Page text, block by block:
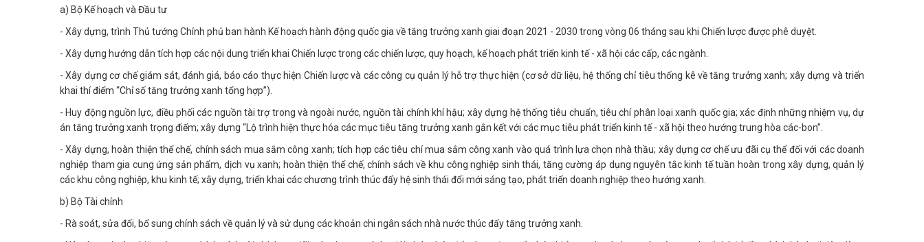
a) Bộ Kế hoạch và Đầu tư
- Xây dựng, trình Thủ tướng Chính phủ ban hành Kế hoạch hành động quốc gia về tăng trưởng xanh giai đoạn 2021 - 2030 trong vòng 06 tháng sau khi Chiến lược được phê duyệt.
- Xây dựng hướng dẫn tích hợp các nội dung triển khai Chiến lược trong các chiến lược, quy hoạch, kế hoạch phát triển kinh tế - xã hội các cấp, các ngành.
- Xây dựng cơ chế giám sát, đánh giá, báo cáo thực hiện Chiến lược và các công cụ quản lý hỗ trợ thực hiện (cơ sở dữ liệu, hệ thống chỉ tiêu thống kê về tăng trưởng xanh; xây dựng và triển
khai thí điểm “Chỉ số tăng trưởng xanh tổng hợp”).
- Huy động nguồn lực, điều phối các nguồn tài trợ trong và ngoài nước, nguồn tài chính khí hậu; xây dựng hệ thống tiêu chuẩn, tiêu chí phân loại xanh quốc gia; xác định những nhiệm vụ, dự
án tăng trưởng xanh trọng điểm; xây dựng “Lộ trình hiện thực hóa các mục tiêu tăng trưởng xanh gắn kết với các mục tiêu phát triển kinh tế - xã hội theo hướng trung hòa các-bon”.
- Xây dựng, hoàn thiện thể chế, chính sách mua sắm công xanh; tích hợp các tiêu chí mua sắm công xanh vào quá trình lựa chọn nhà thầu; xây dựng cơ chế ưu đãi cụ thể đối với các doanh
nghiệp tham gia cung ứng sản phẩm, dịch vụ xanh; hoàn thiện thể chế, chính sách về khu công nghiệp sinh thái, tăng cường áp dụng nguyên tắc kinh tế tuần hoàn trong xây dựng, quản lý
các khu công nghiệp, khu kinh tế; xây dựng, triển khai các chương trình thúc đẩy hệ sinh thái đổi mới sáng tạo, phát triển doanh nghiệp theo hướng xanh.
b) Bộ Tài chính
- Rà soát, sửa đổi, bổ sung chính sách về quản lý và sử dụng các khoản chi ngân sách nhà nước thúc đẩy tăng trưởng xanh.